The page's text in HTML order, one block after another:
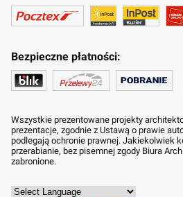
Bezpieczne płatności:
Wszystkie prezentowane projekty
prezentacje, zgodnie z Ustawą o prawie
podlegają ochronie prawnej. Jakiekolwiek
przerabianie, bez pisemnej zgody Biura
zabronione.